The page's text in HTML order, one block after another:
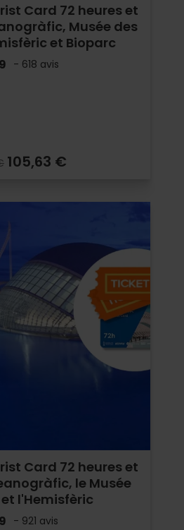
Card 72 heures et
Musée des
et Bioparc
- 618 avis
105,63 €
Card 72 heures et
le Musée
l'Hemisfèric
- 921 avis